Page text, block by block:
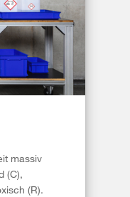
massiv
(C),
(R).